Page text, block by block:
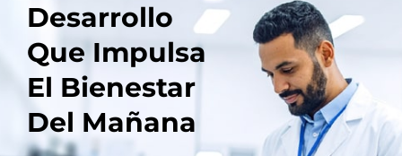
Desarrollo
Que Impulsa
El Bienestar
Del Mañana